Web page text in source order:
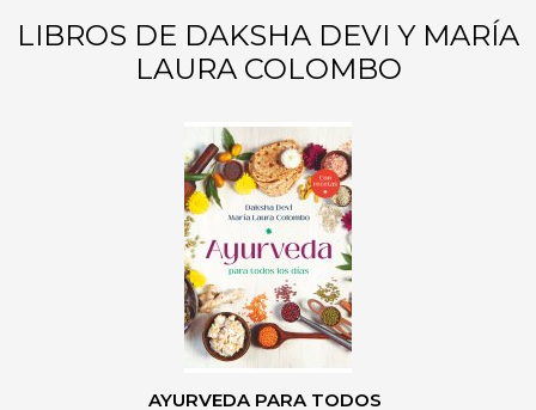
LIBROS DE DAKSHA DEVI Y MARÍA
LAURA COLOMBO
AYURVEDA PARA TODOS